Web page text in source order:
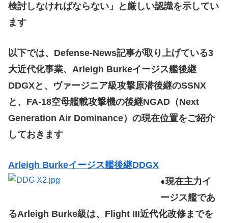
検討しなければならない」と厳しい認識を示してい
ます
以下では、Defense-News記事が取り上げている3
大近代化事業、Arleigh Burkeイージス艦後継
DDGXと、ヴァージニア級攻撃原潜後継のSSNX
と、FA-18空母艦載攻撃機の後継NGAD（Next
Generation Air Dominance）の現在位置をご紹介
しておきます
Arleigh Burkeイージス艦後継DDGX
●現在主力イ
ージス艦であ
るArleigh Burke級は、Flight III近代化改修までを